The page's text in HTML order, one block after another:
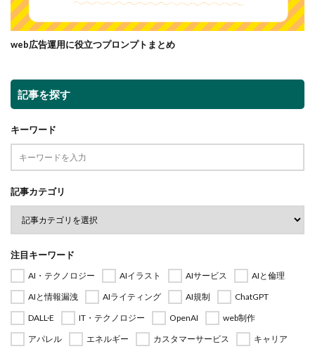
web広告運用に役立つプロンプトまとめ
記事を探す
キーワード
記事カテゴリ
注目キーワード
AI・テクノロジー AIイラスト AIサービス
AIと倫理
AIと情報漏洩
AIライティング AI規制
ChatGPT
DALL·E
IT・テクノロジー OpenAI
web制作
アパレル
エネルギー カスタマーサービス
キャリア